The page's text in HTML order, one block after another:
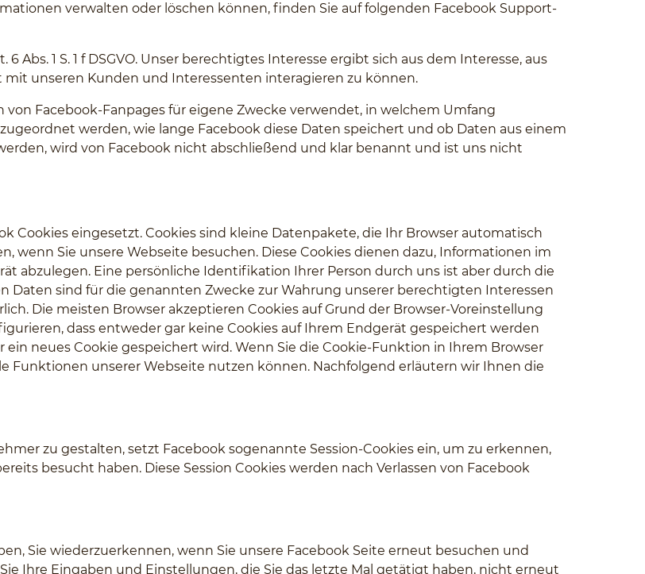
verwalten oder löschen können, finden Sie auf folgenden Facebook Support-
Abs. 1 S. 1 f DSGVO. Unser berechtigtes Interesse ergibt sich aus dem Interesse, aus
unseren Kunden und Interessenten interagieren zu können.
Facebook-Fanpages für eigene Zwecke verwendet, in welchem Umfang
werden, wie lange Facebook diese Daten speichert und ob Daten aus einem
wird von Facebook nicht abschließend und klar benannt und ist uns nicht
Cookies eingesetzt. Cookies sind kleine Datenpakete, die Ihr Browser automatisch
wenn Sie unsere Webseite besuchen. Diese Cookies dienen dazu, Informationen im
abzulegen. Eine persönliche Identifikation Ihrer Person durch uns ist aber durch die
Daten sind für die genannten Zwecke zur Wahrung unserer berechtigten Interessen
Die meisten Browser akzeptieren Cookies auf Grund der Browser-Voreinstellung
dass entweder gar keine Cookies auf Ihrem Endgerät gespeichert werden
neues Cookie gespeichert wird. Wenn Sie die Cookie-Funktion in Ihrem Browser
Funktionen unserer Webseite nutzen können. Nachfolgend erläutern wir Ihnen die
zu gestalten, setzt Facebook sogenannte Session-Cookies ein, um zu erkennen,
besucht haben. Diese Session Cookies werden nach Verlassen von Facebook
Sie wiederzuerkennen, wenn Sie unsere Facebook Seite erneut besuchen und
Ihre Eingaben und Einstellungen, die Sie das letzte Mal getätigt haben, nicht erneut